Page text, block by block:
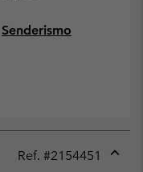
Senderismo
Ref. #2154451